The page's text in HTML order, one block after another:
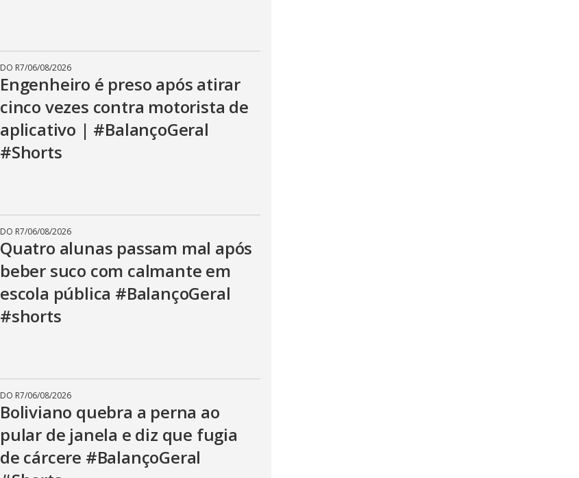
DO R7/06/08/2026
Engenheiro é preso após atirar
cinco vezes contra motorista de
aplicativo | #BalançoGeral
#Shorts
DO R7/06/08/2026
Quatro alunas passam mal após
beber suco com calmante em
escola pública #BalançoGeral
#shorts
DO R7/06/08/2026
Boliviano quebra a perna ao
pular de janela e diz que fugia
de cárcere #BalançoGeral